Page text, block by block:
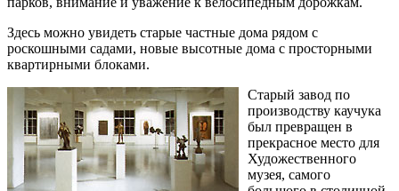
Здесь можно увидеть старые частные дома рядом с
роскошными садами, новые высотные дома с просторными
квартирными блоками.
Старый завод по
производству каучука
был превращен в
прекрасное место для
Художественного
музея, самого